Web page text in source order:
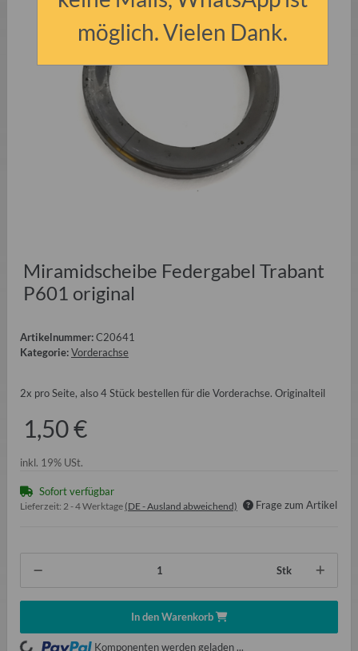
Miramidscheibe Federgabel Trabant
P601 original
Artikelnummer:C20641
Kategorie:Vorderachse
2x pro Seite, also 4 Stück bestellen für die Vorderachse. Originalteil
1,50 €
inkl. 19% USt.
Sofort verfügbar
Lieferzeit: 2 - 4 Werktage (DE - Ausland abweichend) Frage zum Artikel
Stk
In den Warenkorb
Komponenten werden geladen ...
möglich. Vielen Dank.